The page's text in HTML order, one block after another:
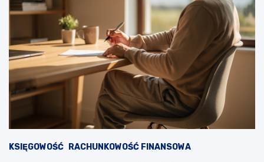
KSIĘGOWOŚĆ RACHUNKOWOŚĆ FINANSOWA